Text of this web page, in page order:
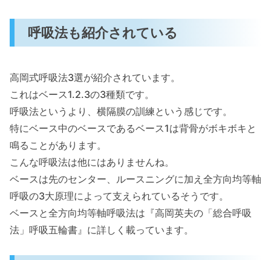
呼吸法も紹介されている
高岡式呼吸法3選が紹介されています。
これはベース1.2.3の3種類です。
呼吸法というより、横隔膜の訓練という感じです。
特にベース中のベースであるベース1は背骨がボキボキと
鳴ることがあります。
こんな呼吸法は他にはありませんね。
ベースは先のセンター、ルースニングに加え全方向均等軸
呼吸の3大原理によって支えられているそうです。
ベースと全方向均等軸呼吸法は『高岡英夫の「総合呼吸
法」呼吸五輪書』に詳しく載っています。